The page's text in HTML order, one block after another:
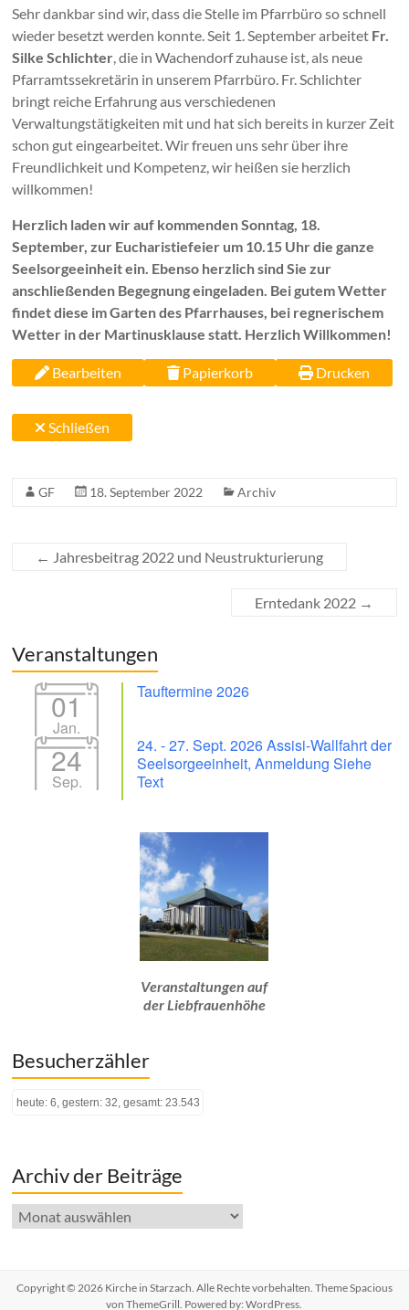
Sehr dankbar sind wir, dass die Stelle im Pfarrbüro so schnell
wieder besetzt werden konnte. Seit 1. September arbeitet Fr.
Silke Schlichter, die in Wachendorf zuhause ist, als neue
Pfarramtssekretärin in unserem Pfarrbüro. Fr. Schlichter
bringt reiche Erfahrung aus verschiedenen
Verwaltungstätigkeiten mit und hat sich bereits in kurzer Zeit
schon gut eingearbeitet. Wir freuen uns sehr über ihre
Freundlichkeit und Kompetenz, wir heißen sie herzlich
willkommen!
Herzlich laden wir auf kommenden Sonntag, 18.
September, zur Eucharistiefeier um 10.15 Uhr die ganze
Seelsorgeeinheit ein. Ebenso herzlich sind Sie zur
anschließenden Begegnung eingeladen. Bei gutem Wetter
findet diese im Garten des Pfarrhauses, bei regnerischem
Wetter in der Martinusklause statt. Herzlich Willkommen!
Bearbeiten Papierkorb Drucken
Schließen
GF 18. September 2022 Archiv
← Jahresbeitrag 2022 und Neustrukturierung
Erntedank 2022 →
Veranstaltungen
01
Jan.
Tauftermine 2026
24
Sep.
24. - 27. Sept. 2026 Assisi-Wallfahrt der
Seelsorgeeinheit, Anmeldung Siehe
Text
Veranstaltungen auf
der Liebfrauenhöhe
Besucherzähler
heute: 6, gestern: 32, gesamt: 23.543
Archiv der Beiträge
Archiv
der
Copyright © 2026 Kirche in Starzach . Alle Rechte vorbehalten. ThemeSpacious
von ThemeGrill. Powered by:WordPress